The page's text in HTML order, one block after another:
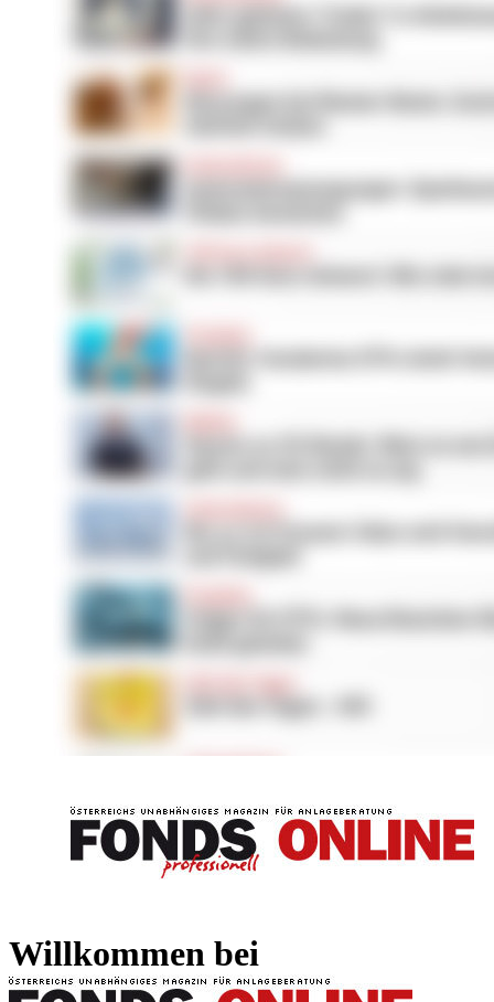
Willkommen bei